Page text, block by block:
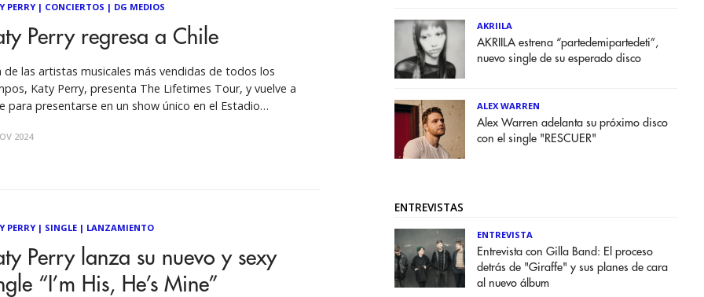
PERRY| CONCIERTOS | DG MEDIOS
Perry regresa a Chile
de las artistas musicales más vendidas de todos los
Katy Perry, presenta The Lifetimes Tour, y vuelve a
para presentarse en un show único en el Estadio
en vivo, Katy Perry ha confirmado que regresará a la
2024
PERRY| SINGLE| LANZAMIENTO
Perry lanza su nuevo y sexy
“I’m His, He’s Mine”
AKRIILA
AKRIILA estrena “partedemipartedeti”,
nuevo single de su esperado disco
ALEX WARREN
Alex Warren adelanta su próximo disco
con el single "RESCUER"
ENTREVISTAS
ENTREVISTA
Entrevista con Gilla Band: El proceso
detrás de "Giraffe" y sus planes de cara
al nuevo álbum